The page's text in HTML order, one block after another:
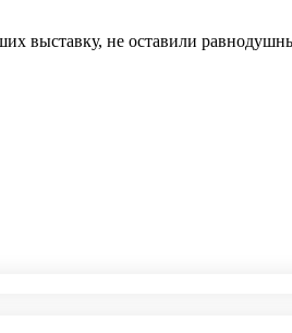
выставку, не оставили